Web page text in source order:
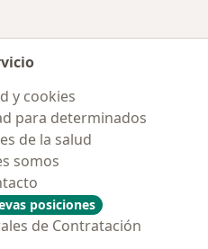
y cookies
para determinados
de la salud
somos
posiciones
de Contratación